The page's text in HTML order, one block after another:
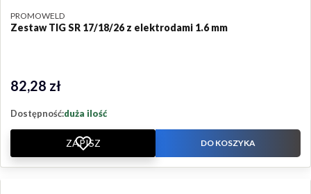
Zestaw TIG SR 17/18/26 z elektrodami 1.6 mm
PRODUCENT
PROMOWELD
Cena
82,28 zł
Dostępność:duża ilość
ZAPISZ DO KOSZYKA